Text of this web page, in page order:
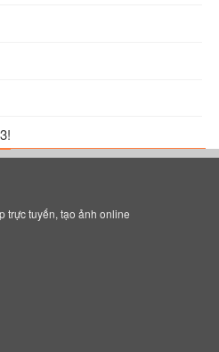
trực tuyến, tạo ảnh online